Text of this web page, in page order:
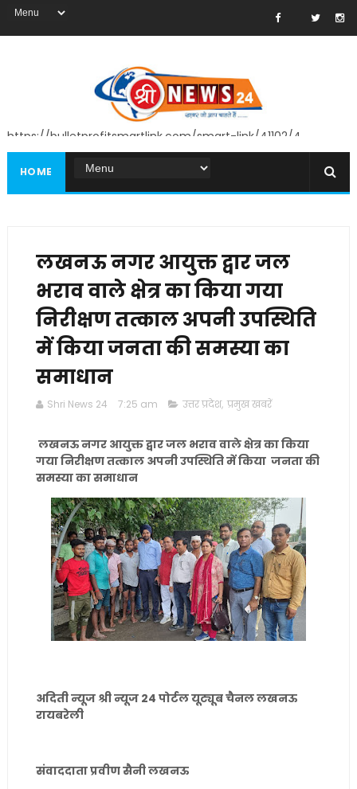
https://bulletprofitsmartlink.com/smart-link/41102/4
HOME
लखनऊ नगर आयुक्त द्वार जल
भराव वाले क्षेत्र का किया गया
निरीक्षण तत्काल अपनी उपस्थिति
में किया जनता की समस्या का
समाधान
Shri News 24 7:25 am उत्तर प्रदेश, प्रमुख खबरें
लखनऊ नगर आयुक्त द्वार जल भराव वाले क्षेत्र का किया
गया निरीक्षण तत्काल अपनी उपस्थिति में किया जनता की
समस्या का समाधान
अदिती न्यूज श्री न्यूज 24 पोर्टल यूट्यूब चैनल लखनऊ
रायबरेली
संवाददाता प्रवीण सैनी लखनऊ